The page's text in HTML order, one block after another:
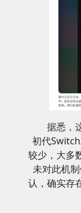
据悉，
初代
较少，大多
未对此机
认，确实存